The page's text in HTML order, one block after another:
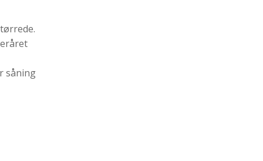
såning